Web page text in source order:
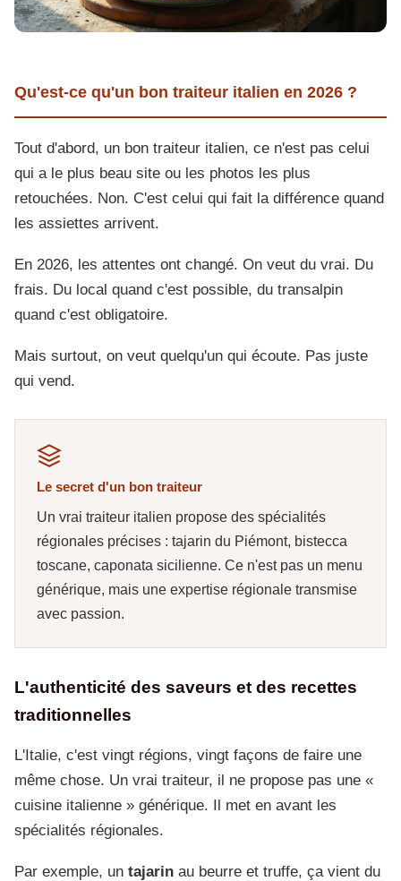
Qu'est-ce qu'un bon traiteur italien en 2026 ?
Tout d'abord, un bon traiteur italien, ce n'est pas celui
qui a le plus beau site ou les photos les plus
retouchées. Non. C'est celui qui fait la différence quand
les assiettes arrivent.
En 2026, les attentes ont changé. On veut du vrai. Du
frais. Du local quand c'est possible, du transalpin
quand c'est obligatoire.
Mais surtout, on veut quelqu'un qui écoute. Pas juste
qui vend.
Le secret d'un bon traiteur
Un vrai traiteur italien propose des spécialités
régionales précises : tajarin du Piémont, bistecca
toscane, caponata sicilienne. Ce n'est pas un menu
générique, mais une expertise régionale transmise
avec passion.
L'authenticité des saveurs et des recettes
traditionnelles
L'Italie, c'est vingt régions, vingt façons de faire une
même chose. Un vrai traiteur, il ne propose pas une «
cuisine italienne » générique. Il met en avant les
spécialités régionales.
Par exemple, un tajarin au beurre et truffe, ça vient du